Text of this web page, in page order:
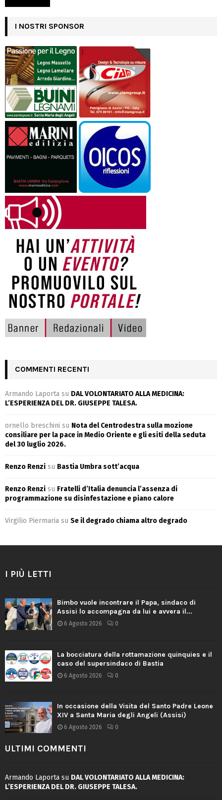
I NOSTRI SPONSOR
COMMENTI RECENTI
Armando Laporta su DAL VOLONTARIATO ALLA MEDICINA:
L’ESPERIENZA DEL DR. GIUSEPPE TALESA.
ornello breschini su Nota del Centrodestra sulla mozione
consiliare per la pace in Medio Oriente e gli esiti della seduta
del 30 luglio 2026.
Renzo Renzi su Bastia Umbra sott’acqua
Renzo Renzi su Fratelli d’Italia denuncia l’assenza di
programmazione su disinfestazione e piano calore
Virgilio Piermaria su Se il degrado chiama altro degrado
I PIÙ LETTI
Bimbo vuole incontrare il Papa, sindaco di
Assisi lo accompagna da lui e avvera il...
6 Agosto 2026 0
La bocciatura della rottamazione quinquies e il
caso del supersindaco di Bastia
6 Agosto 2026 0
In occasione della Visita del Santo Padre Leone
XIV a Santa Maria degli Angeli (Assisi)
6 Agosto 2026 0
ULTIMI COMMENTI
Armando Laporta su DAL VOLONTARIATO ALLA MEDICINA:
L’ESPERIENZA DEL DR. GIUSEPPE TALESA.